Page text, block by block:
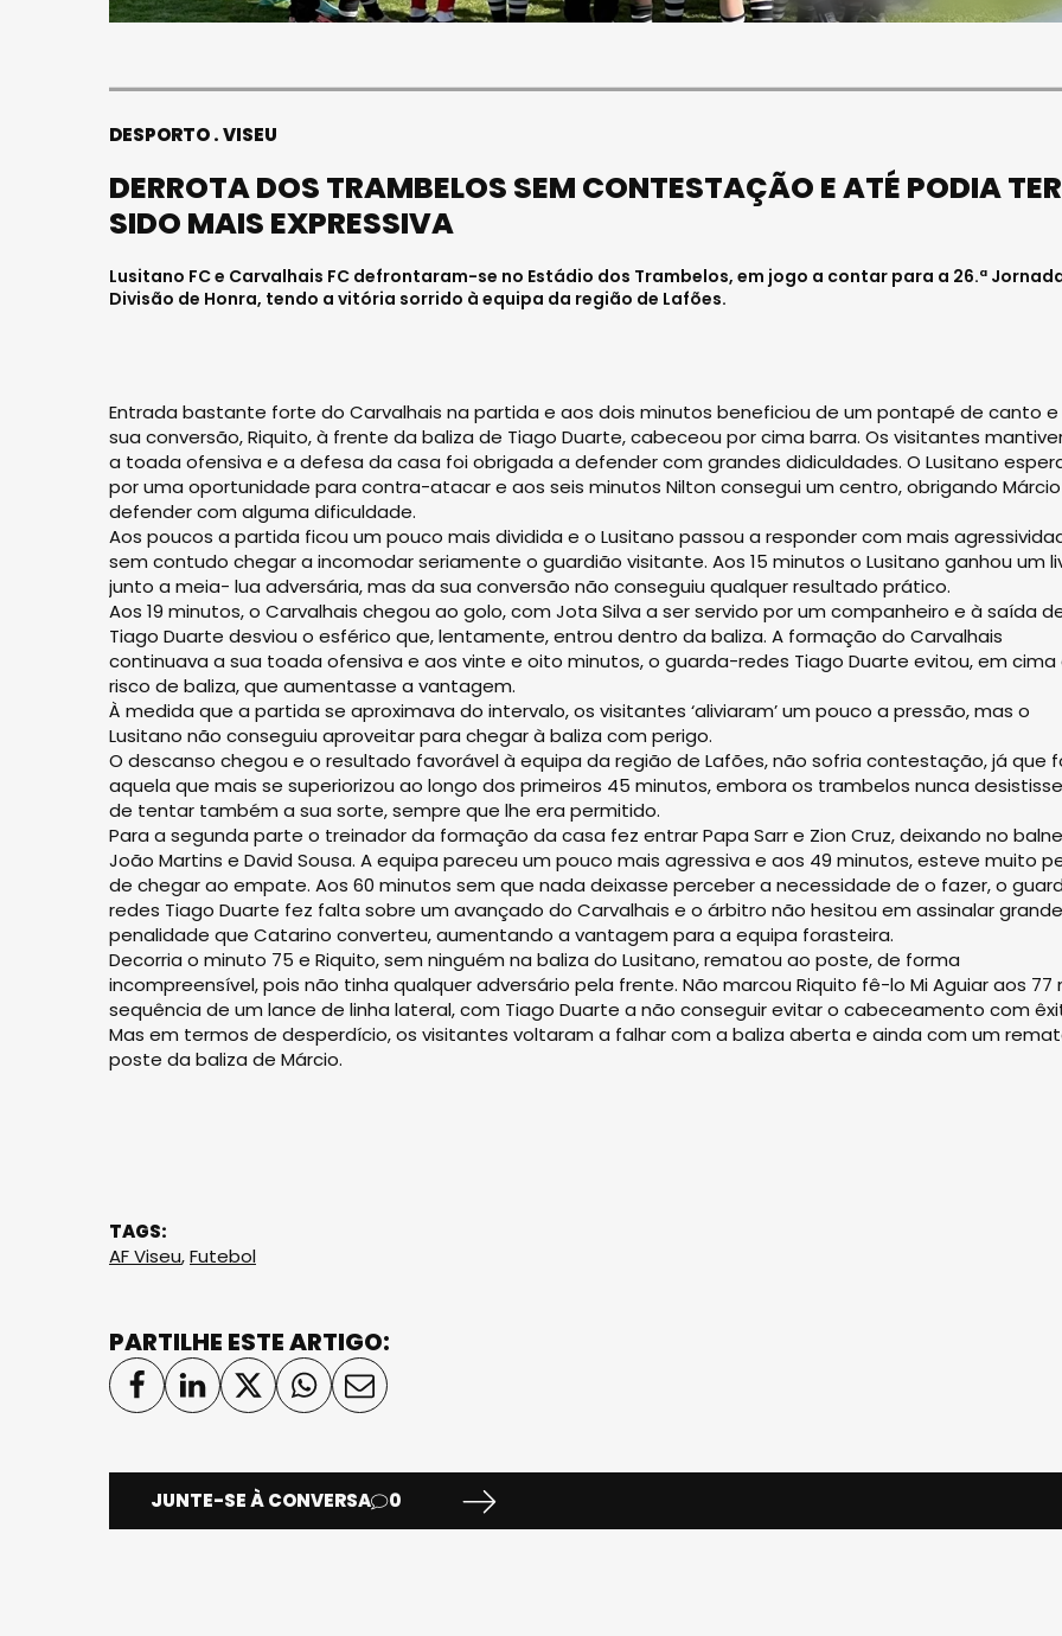
DESPORTO VISEU
DERROTA DOS TRAMBELOS SEM CONTESTAÇÃO E ATÉ PODIA TER
SIDO MAIS EXPRESSIVA
Lusitano FC e Carvalhais FC defrontaram-se no Estádio dos Trambelos, em jogo a contar para a 26.ª
Divisão de Honra, tendo a vitória sorrido à equipa da região de Lafões.
Entrada bastante forte do Carvalhais na partida e aos dois minutos beneficiou de um pontapé de canto e
sua conversão, Riquito, à frente da baliza de Tiago Duarte, cabeceou por cima barra. Os visitantes
a toada ofensiva e a defesa da casa foi obrigada a defender com grandes didiculdades. O Lusitano
por uma oportunidade para contra-atacar e aos seis minutos Nilton consegui um centro, obrigando
defender com alguma dificuldade.
Aos poucos a partida ficou um pouco mais dividida e o Lusitano passou a responder com mais
sem contudo chegar a incomodar seriamente o guardião visitante. Aos 15 minutos o Lusitano ganhou um
junto a meia- lua adversária, mas da sua conversão não conseguiu qualquer resultado prático.
Aos 19 minutos, o Carvalhais chegou ao golo, com Jota Silva a ser servido por um companheiro e à saída
Tiago Duarte desviou o esférico que, lentamente, entrou dentro da baliza. A formação do Carvalhais
continuava a sua toada ofensiva e aos vinte e oito minutos, o guarda-redes Tiago Duarte evitou, em cima
risco de baliza, que aumentasse a vantagem.
À medida que a partida se aproximava do intervalo, os visitantes ‘aliviaram’ um pouco a pressão, mas o
Lusitano não conseguiu aproveitar para chegar à baliza com perigo.
O descanso chegou e o resultado favorável à equipa da região de Lafões, não sofria contestação, já que
aquela que mais se superiorizou ao longo dos primeiros 45 minutos, embora os trambelos nunca
de tentar também a sua sorte, sempre que lhe era permitido.
Para a segunda parte o treinador da formação da casa fez entrar Papa Sarr e Zion Cruz, deixando no
João Martins e David Sousa. A equipa pareceu um pouco mais agressiva e aos 49 minutos, esteve muito
de chegar ao empate. Aos 60 minutos sem que nada deixasse perceber a necessidade de o fazer, o
redes Tiago Duarte fez falta sobre um avançado do Carvalhais e o árbitro não hesitou em assinalar grande
penalidade que Catarino converteu, aumentando a vantagem para a equipa forasteira.
Decorria o minuto 75 e Riquito, sem ninguém na baliza do Lusitano, rematou ao poste, de forma
incompreensível, pois não tinha qualquer adversário pela frente. Não marcou Riquito fê-lo Mi Aguiar aos 77
sequência de um lance de linha lateral, com Tiago Duarte a não conseguir evitar o cabeceamen­to com
Mas em termos de desperdício, os visitantes voltaram a falhar com a baliza aberta e ainda com um
poste da baliza de Márcio.
TAGS:
AF Viseu,Futebol
PARTILHE ESTE ARTIGO:
JUNTE-SE À CONVERSA 0